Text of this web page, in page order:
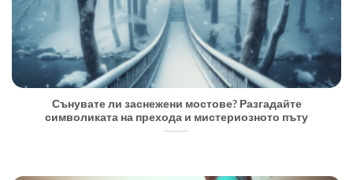
Сънувате ли заснежени мостове? Разгадайте
символиката на прехода и мистериозното пъту